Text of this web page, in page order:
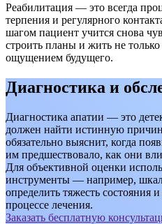
Реабилитация — это всегда
терпения и регулярного
шагом пациент учится снова
строить планы и жить не
ощущением будущего.
Диагностика и
Диагностика апатии — это
должен найти истинную
обязательно выяснит, когда
им предшествовало, как они
Для объективной оценки
инструменты — например,
определить тяжесть состояния
процессе лечения.
Заказать бесплатную